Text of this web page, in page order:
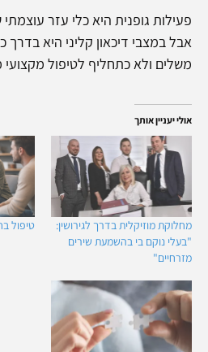
פעילות גופנית היא כלי עזר
אבל במצבי דיכאון קליני היא
משלים ולא כתחליף לטיפול
אולי יעניין אותך
מחלוקת מוזיקלית בדרך לגירושין:
"בעלי נוקם בי בהשמעת שירים
מזרחיים"
טיפול